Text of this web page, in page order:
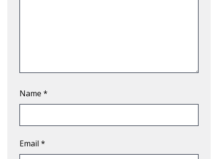
Name *
Email *